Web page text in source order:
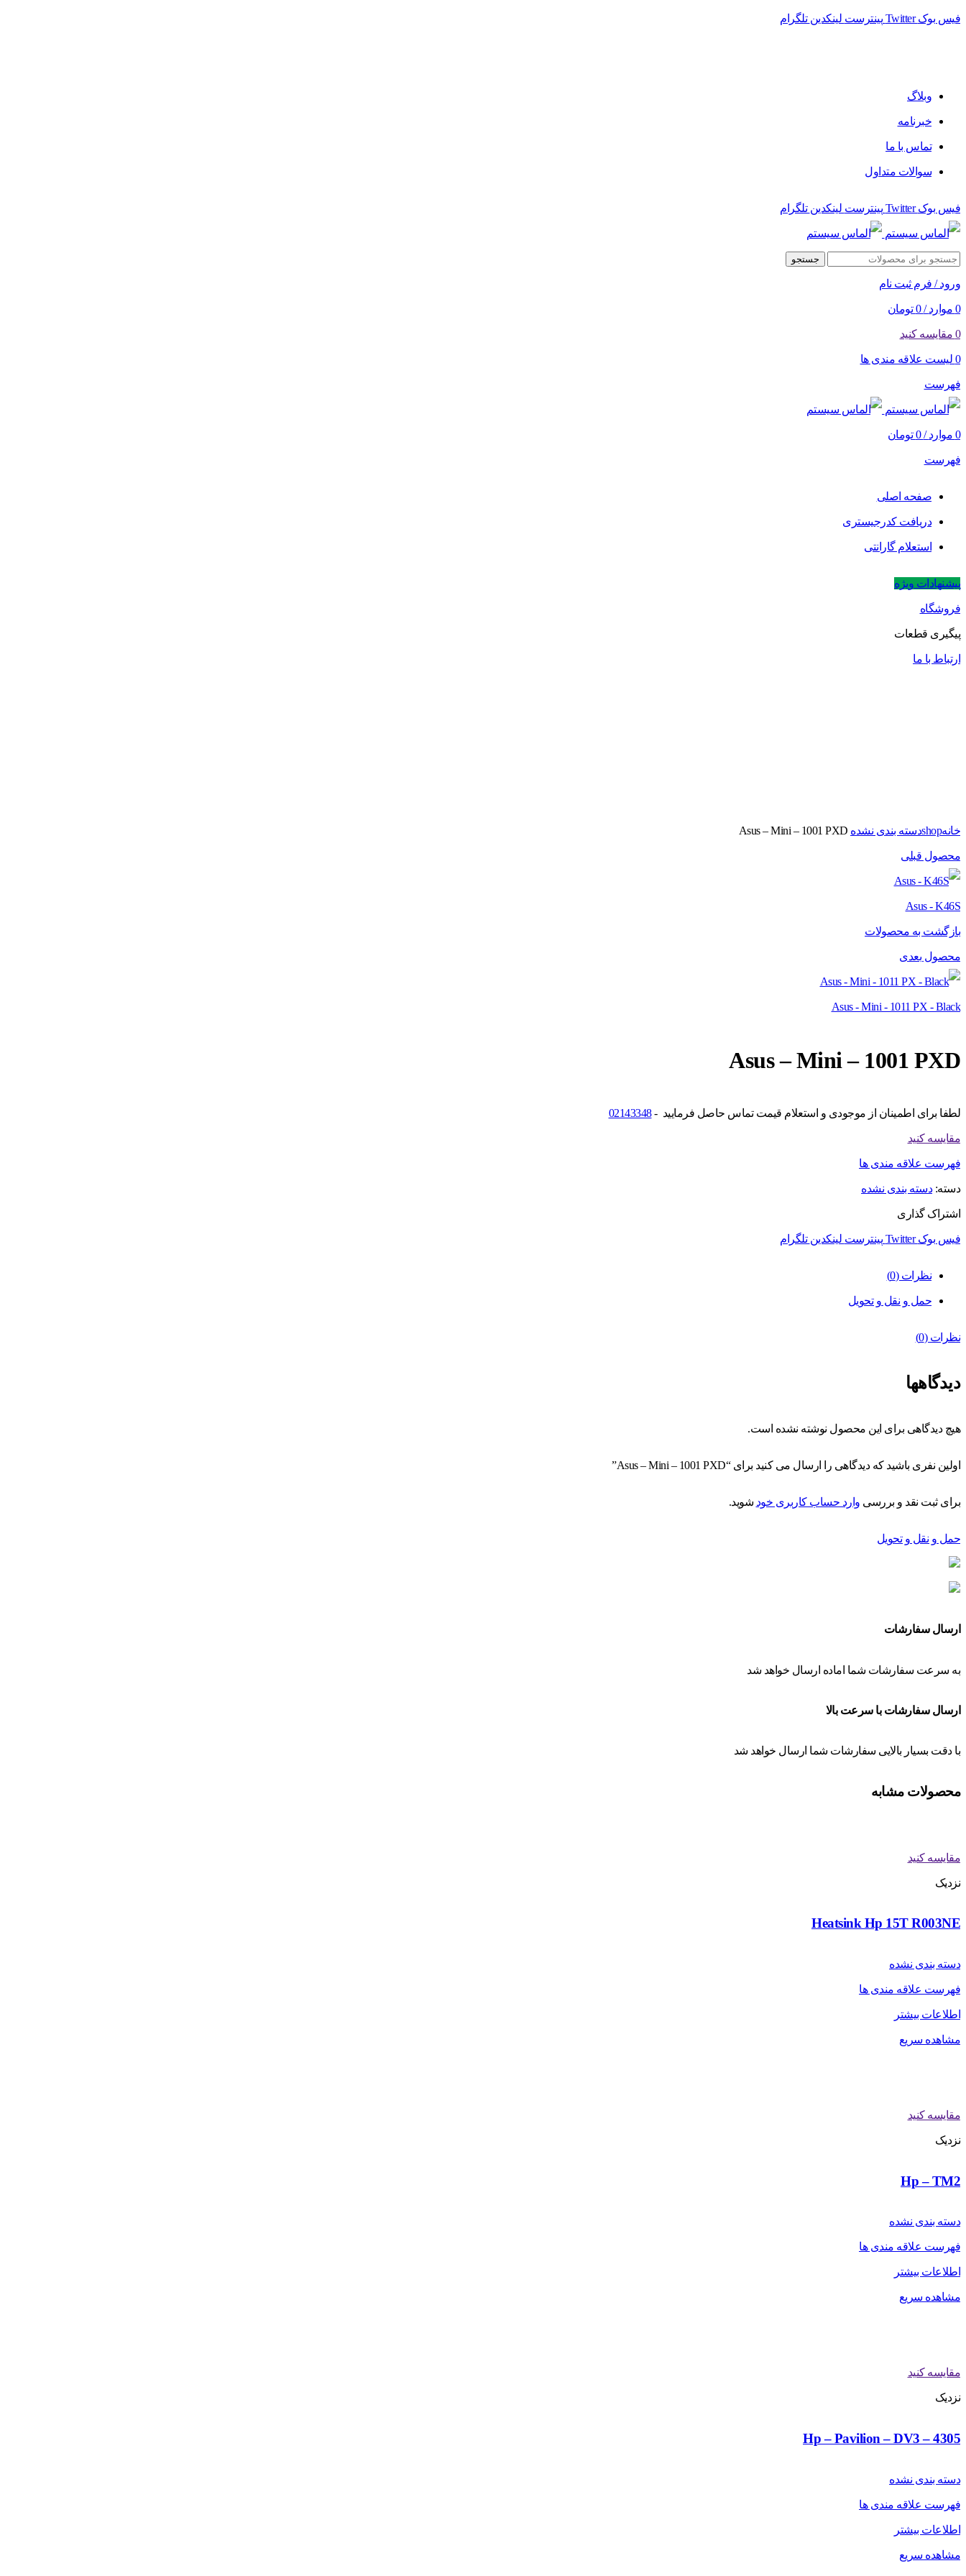
فیس بوک Twitter پینترست لینکدین تلگرام
وبلاگ
خبرنامه
تماس با ما
سوالات متداول
فیس بوک Twitter پینترست لینکدین تلگرام
جستجو
ورود / فرم ثبت نام
0 موارد /
0 تومان
0 مقایسه کنید
0 لیست علاقه مندی ها
فهرست
0 موارد /
0 تومان
فهرست
صفحه اصلی
دریافت کدرجیستری
استعلام گارانتی
پیشنهادات ویژه
فروشگاه
پیگیری قطعات
ارتباط با ما
خانهshopدسته بندی نشده
محصول قبلی
Asus - K46S
بازگشت به محصولات
محصول بعدی
Asus - Mini - 1011 PX - Black
Asus – Mini – 1001 PXD
لطفا برای اطمینان از موجودی و استعلام قیمت تماس حاصل فرمایید -02143348
مقایسه کنید
فهرست علاقه مندی ها
دسته:دسته بندی نشده
اشتراک گذاری
فیس بوک Twitter پینترست لینکدین تلگرام
نظرات (0)
حمل و نقل و تحویل
نظرات (0)
دیدگاهها
هیچ دیدگاهی برای این محصول نوشته نشده است.
اولین نفری باشید که دیدگاهی را ارسال می کنید برای “Asus – Mini – 1001 PXD”
برای ثبت نقد و بررسی وارد حساب کاربری خود شوید.
حمل و نقل و تحویل
ارسال سفارشات
به سرعت سفارشات شما اماده ارسال خواهد شد
ارسال سفارشات با سرعت بالا
با دقت بسیار بالایی سفارشات شما ارسال خواهد شد
محصولات مشابه
مقایسه کنید
نزدیک
Heatsink Hp 15T R003NE
دسته بندی نشده
فهرست علاقه مندی ها
اطلاعات بیشتر
مشاهده سریع
مقایسه کنید
نزدیک
Hp – TM2
دسته بندی نشده
فهرست علاقه مندی ها
اطلاعات بیشتر
مشاهده سریع
مقایسه کنید
نزدیک
Hp – Pavilion – DV3 – 4305
دسته بندی نشده
فهرست علاقه مندی ها
اطلاعات بیشتر
مشاهده سریع